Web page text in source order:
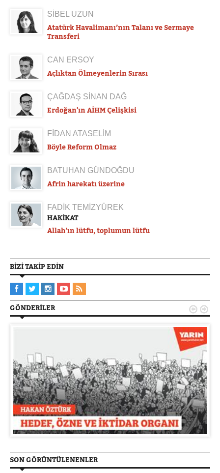
SİBEL UZUN
Atatürk Havalimanı’nın Talanı ve Sermaye
Transferi
CAN ERSOY
Açlıktan Ölmeyenlerin Sırası
ÇAĞDAŞ SİNAN DAĞ
Erdoğan'ın AİHM Çelişkisi
FİDAN ATASELİM
Böyle Reform Olmaz
BATUHAN GÜNDOĞDU
Afrin harekatı üzerine
FADİK TEMİZYÜREK
HAKİKAT
Allah’ın lütfu, toplumun lütfu
BIZI TAKIP EDIN
GÖNDERILER  
SON GÖRÜNTÜLENENLER